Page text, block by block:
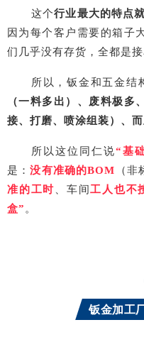
这个行业最大的特点
因为每个客户需要的箱子
们几乎没有存货，全都是接
所以，钣金和五金结
（一料多出）、废料极多
接、打磨、喷涂组装）、
所以这位同仁说“基
是：没有准确的BOM （
准的工时 、车间工人也不
盒” 。
钣金加工